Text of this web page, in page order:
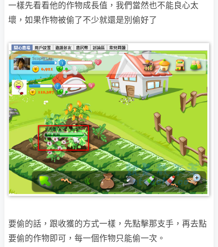
一樣先看看他的作物成長值，我們當然也不能良心太
壞，如果作物被偷了不少就還是別偷好了
要偷的話，跟收獲的方式一樣，先點擊那支手，再去點
要偷的作物即可，每一個作物只能偷一次。